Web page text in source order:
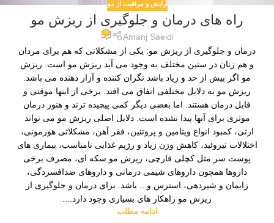
آرایش و مراقبت از مو
راه های درمان و جلوگیری از ریزش مو
Amanj Saeidi
0
درمان و جلوگیری از ریزش مو: یکی از مشکلاتی که هم برای مردان
و هم زنان در سنین مختلف به وجود می آید ریزش مو است. ریزش
مو اگر بیش از حد و زیاد باشد نگران کننده و آزار دهنده می باشد.
ریزش مو به دلایل مختلفی اتفاق می افتد. برخی از اینها موقتی و
قابل درمان هستند. اما بعضی دیگر کمی پیچیده ترند و هنوز درمان
موثری برای آنها پیدا نشده است. دلایل اصلی ریزش مو می تواند
ارثی، کمبود انواع ویتامین و پروتئین، فقر آهن، مشکلاتی هورمونی،
اختلالات تیروئید، کاهش وزن زیاد و رژیم غذایی نامناسب، بیماری های
پوست سر مثل کچلی قارچی، ریزش مو سکه ای، مصرف برخی
داروها همچون داروهای شیمی درمانی و داروهای ضدافسردگی،
زایمان و شیردهی، استرس و... باشد. برای درمان و جلوگیری از
ریزش مو راهکار های بسیاری وجود دارد....
ادامه مطلب